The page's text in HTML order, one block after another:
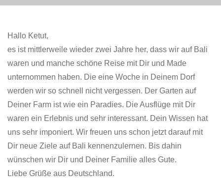
Hallo Ketut,
es ist mittlerweile wieder zwei Jahre her, dass wir auf Bali
waren und manche schöne Reise mit Dir und Made
unternommen haben. Die eine Woche in Deinem Dorf
werden wir so schnell nicht vergessen. Der Garten auf
Deiner Farm ist wie ein Paradies. Die Ausflüge mit Dir
waren ein Erlebnis und sehr interessant. Dein Wissen hat
uns sehr imponiert. Wir freuen uns schon jetzt darauf mit
Dir neue Ziele auf Bali kennenzulernen. Bis dahin
wünschen wir Dir und Deiner Familie alles Gute.
Liebe Grüße aus Deutschland.